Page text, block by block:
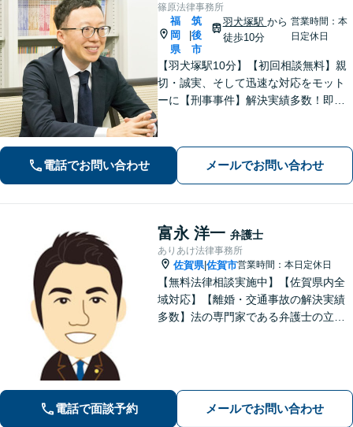
篠原法律事務所
福
岡
県
筑
後
市
羽犬塚駅 から
徒歩10分
営業時間：本
日定休日
【羽犬塚駅10分】【初回相談無料】親
切・誠実、そして迅速な対応をモット
ーに【刑事事件】解決実績多数！即時
選択肢と法的権利を明確にし、納得の
いく決断ができるよう支援いたします
電話でお問い合わせ メールでお問い合わせ
富永 洋一 弁護士
ありあけ法律事務所
佐賀県|佐賀市営業時間：本日定休日
【無料法律相談実施中】【佐賀県内全
域対応】【離婚・交通事故の解決実績
多数】法の専門家である弁護士の立場
電話で面談予約 メールでお問い合わせ